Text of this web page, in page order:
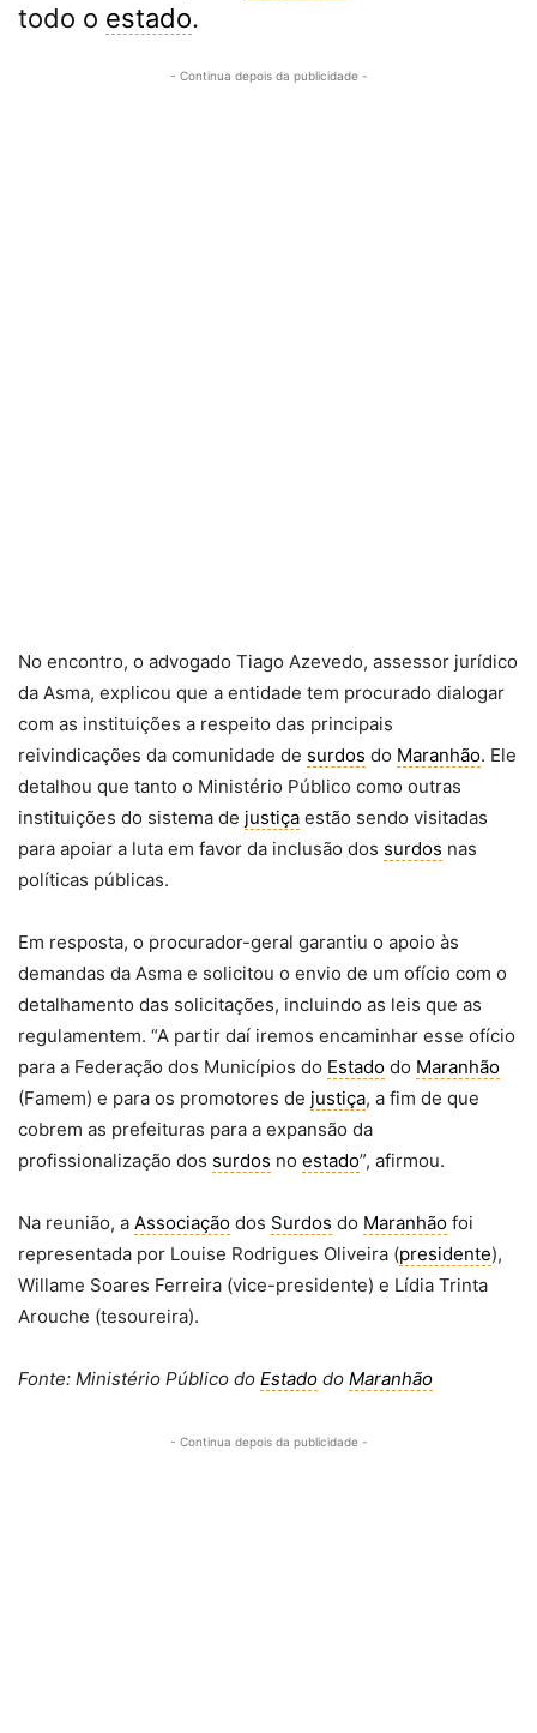
todo o estado.
- Continua depois da publicidade -
No encontro, o advogado Tiago Azevedo, assessor jurídico
da Asma, explicou que a entidade tem procurado dialogar
com as instituições a respeito das principais
reivindicações da comunidade de surdos do Maranhão. Ele
detalhou que tanto o Ministério Público como outras
instituições do sistema de justiça estão sendo visitadas
para apoiar a luta em favor da inclusão dos surdos nas
políticas públicas.
Em resposta, o procurador-geral garantiu o apoio às
demandas da Asma e solicitou o envio de um ofício com o
detalhamento das solicitações, incluindo as leis que as
regulamentem. “A partir daí iremos encaminhar esse ofício
para a Federação dos Municípios do Estado do Maranhão
(Famem) e para os promotores de justiça, a fim de que
cobrem as prefeituras para a expansão da
profissionalização dos surdos no estado”, afirmou.
Na reunião, a Associação dos Surdos do Maranhão foi
representada por Louise Rodrigues Oliveira (presidente),
Willame Soares Ferreira (vice-presidente) e Lídia Trinta
Arouche (tesoureira).
Fonte: Ministério Público do Estado do Maranhão
- Continua depois da publicidade -